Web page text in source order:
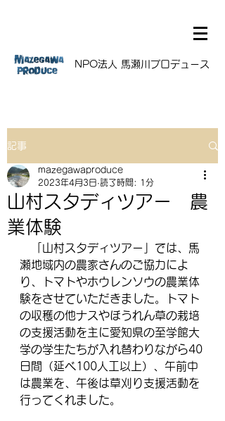
NPO法人 馬瀬川プロデュース
記事
山村スタディツアー 農
業体験
mazegawaproduce
2023年4月3日 読了時間: 1分
「山村スタディツアー」では、馬
瀬地域内の農家さんのご協力によ
り、トマトやホウレンソウの農業体
験をさせていただきました。トマト
の収穫の他ナスやほうれん草の栽培
の支援活動を主に愛知県の至学館大
学の学生たちが入れ替わりながら40
日間（延べ100人工以上）、午前中
は農業を、午後は草刈り支援活動を
行ってくれました。